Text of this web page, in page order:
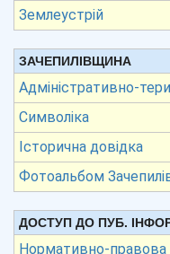
Землеустрій
ЗАЧЕПИЛІВЩИНА
Адміністративно-
Символіка
Історична довідка
Фотоальбом
ДОСТУП ДО ПУБ.
Нормативно-правова